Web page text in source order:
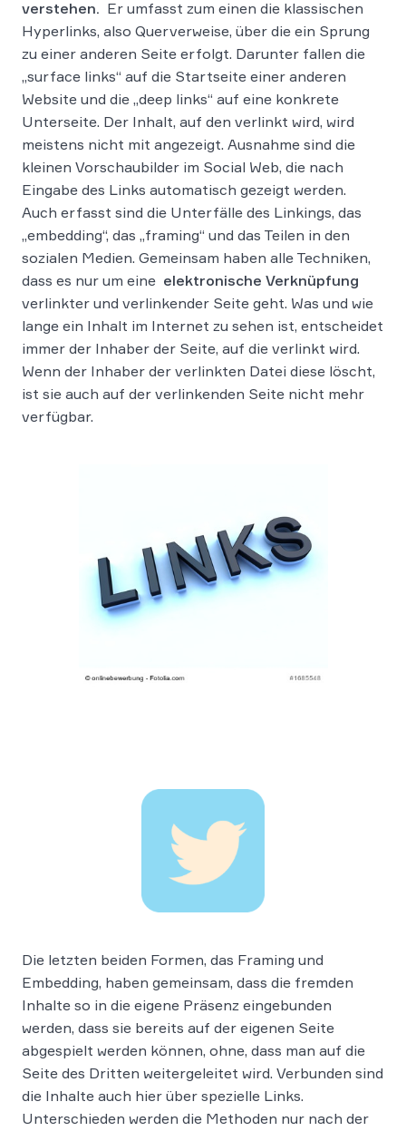
verstehen. Er umfasst zum einen die klassischen
Hyperlinks, also Querverweise, über die ein Sprung
zu einer anderen Seite erfolgt. Darunter fallen die
„surface links“ auf die Startseite einer anderen
Website und die „deep links“ auf eine konkrete
Unterseite. Der Inhalt, auf den verlinkt wird, wird
meistens nicht mit angezeigt. Ausnahme sind die
kleinen Vorschaubilder im Social Web, die nach
Eingabe des Links automatisch gezeigt werden.
Auch erfasst sind die Unterfälle des Linkings, das
„embedding“, das „framing“ und das Teilen in den
sozialen Medien. Gemeinsam haben alle Techniken,
dass es nur um eine elektronische Verknüpfung
verlinkter und verlinkender Seite geht. Was und wie
lange ein Inhalt im Internet zu sehen ist, entscheidet
immer der Inhaber der Seite, auf die verlinkt wird.
Wenn der Inhaber der verlinkten Datei diese löscht,
ist sie auch auf der verlinkenden Seite nicht mehr
verfügbar.
Die letzten beiden Formen, das Framing und
Embedding, haben gemeinsam, dass die fremden
Inhalte so in die eigene Präsenz eingebunden
werden, dass sie bereits auf der eigenen Seite
abgespielt werden können, ohne, dass man auf die
Seite des Dritten weitergeleitet wird. Verbunden sind
die Inhalte auch hier über spezielle Links.
Unterschieden werden die Methoden nur nach der